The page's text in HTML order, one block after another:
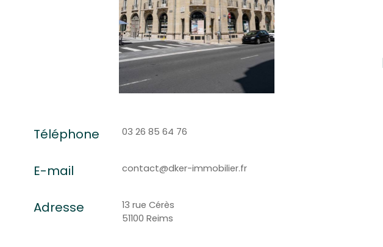
Téléphone 03 26 85 64 76
E-mail contact@dker-immobilier.fr
Adresse
13 rue Cérès
51100 Reims